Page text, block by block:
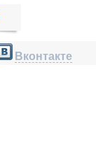
Вконтакте